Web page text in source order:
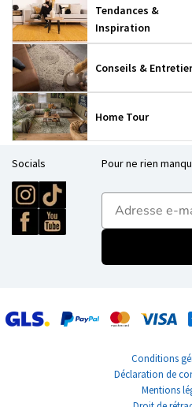
Tendances &
Inspiration
Conseils &
Home Tour
Socials Pour ne rien
E-mailadres
Conditions
Déclaration de
Mentions